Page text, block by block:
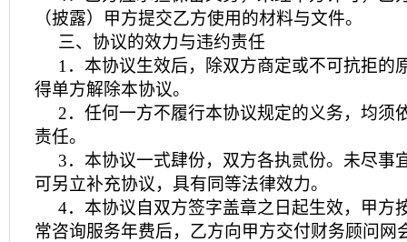
（披露）甲方提交乙方使用的材料与文件。
三、协议的效力与违约责任
1．本协议生效后，除双方商定或不可抗拒的
得单方解除本协议。
2．任何一方不履行本协议规定的义务，均须
责任。
3．本协议一式肆份，双方各执贰份。未尽事
可另立补充协议，具有同等法律效力。
4．本协议自双方签字盖章之日起生效，甲方
常咨询服务年费后，乙方向甲方交付财务顾问网